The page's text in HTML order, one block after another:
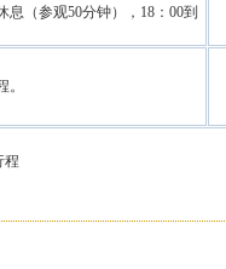
（参观50分钟），18：00到
程